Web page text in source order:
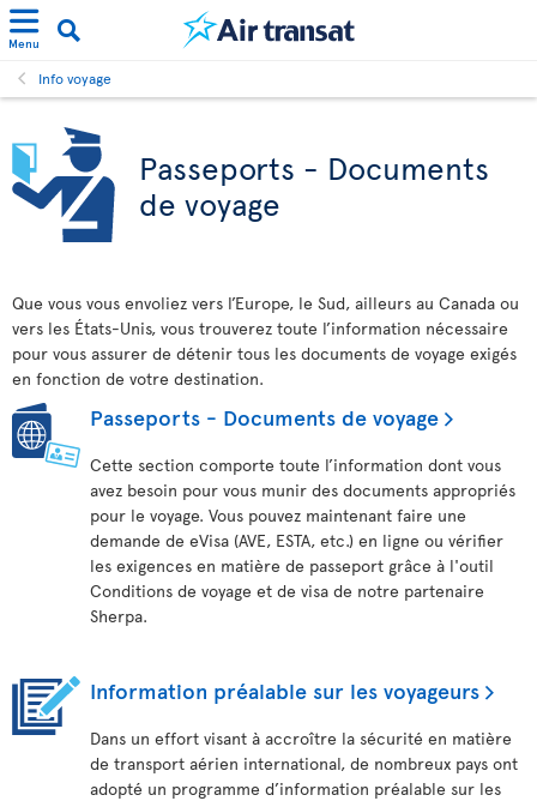
Menu
Info voyage
Passeports - Documents
de voyage
Que vous vous envoliez vers l’Europe, le Sud, ailleurs au Canada ou
vers les États-Unis, vous trouverez toute l’information nécessaire
pour vous assurer de détenir tous les documents de voyage exigés
en fonction de votre destination.
Passeports - Documents de voyage
Cette section comporte toute l’information dont vous
avez besoin pour vous munir des documents appropriés
pour le voyage. Vous pouvez maintenant faire une
demande de eVisa (AVE, ESTA, etc.) en ligne ou vérifier
les exigences en matière de passeport grâce à l'outil
Conditions de voyage et de visa de notre partenaire
Sherpa.
Information préalable sur les voyageurs
Dans un effort visant à accroître la sécurité en matière
de transport aérien international, de nombreux pays ont
adopté un programme d’information préalable sur les